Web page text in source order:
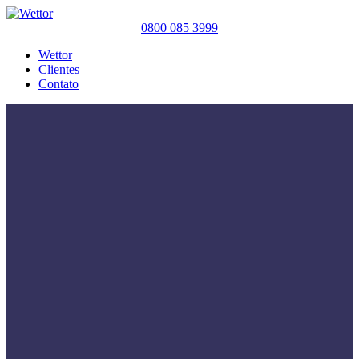
0800 085 3999
Wettor
Clientes
Contato